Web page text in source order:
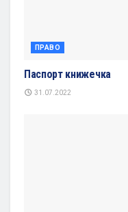
ПРАВО
Паспорт книжечка
31.07.2022